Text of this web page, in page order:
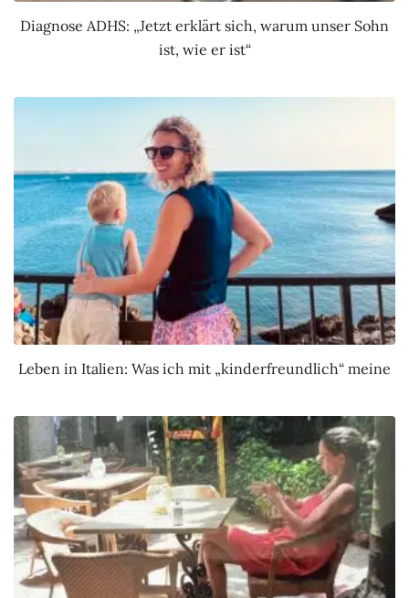
Diagnose ADHS: „Jetzt erklärt sich, warum unser Sohn
ist, wie er ist“
Leben in Italien: Was ich mit „kinderfreundlich“ meine